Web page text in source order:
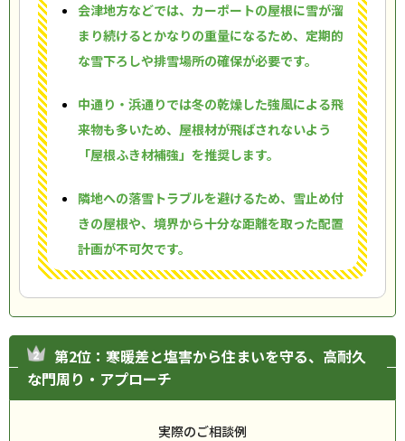
会津地方などでは、カーポートの屋根に雪が溜
まり続けるとかなりの重量になるため、定期的
な雪下ろしや排雪場所の確保が必要です。
中通り・浜通りでは冬の乾燥した強風による飛
来物も多いため、屋根材が飛ばされないよう
「屋根ふき材補強」を推奨します。
隣地への落雪トラブルを避けるため、雪止め付
きの屋根や、境界から十分な距離を取った配置
計画が不可欠です。
第2位：寒暖差と塩害から住まいを守る、高耐久
な門周り・アプローチ
実際のご相談例